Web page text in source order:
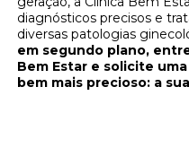
diagnósticos precisos e
diversas patologias
em segundo plano,
Bem Estar e solicite
bem mais precioso: a